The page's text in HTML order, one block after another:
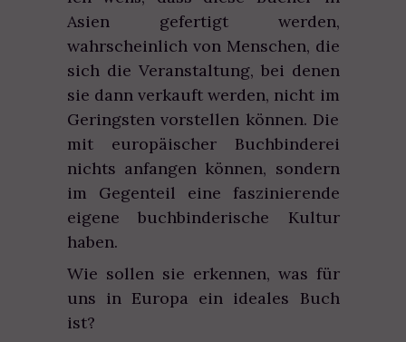
Asien gefertigt werden,
wahrscheinlich von Menschen, die
sich die Veranstaltung, bei denen
sie dann verkauft werden, nicht im
Geringsten vorstellen können. Die
mit europäischer Buchbinderei
nichts anfangen können, sondern
im Gegenteil eine faszinierende
eigene buchbinderische Kultur
haben.
Wie sollen sie erkennen, was für
uns in Europa ein ideales Buch
ist?